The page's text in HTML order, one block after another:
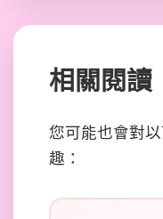
相關閱讀
您可能也會對
趣：